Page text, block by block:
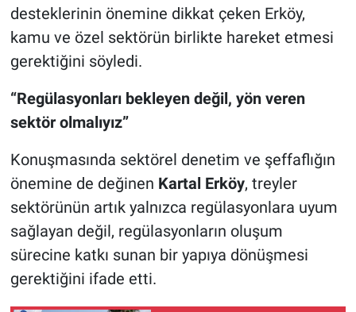
desteklerinin önemine dikkat çeken Erköy,
kamu ve özel sektörün birlikte hareket etmesi
gerektiğini söyledi.
“Regülasyonları bekleyen değil, yön veren
sektör olmalıyız”
Konuşmasında sektörel denetim ve şeffaflığın
önemine de değinen Kartal Erköy, treyler
sektörünün artık yalnızca regülasyonlara uyum
sağlayan değil, regülasyonların oluşum
sürecine katkı sunan bir yapıya dönüşmesi
gerektiğini ifade etti.